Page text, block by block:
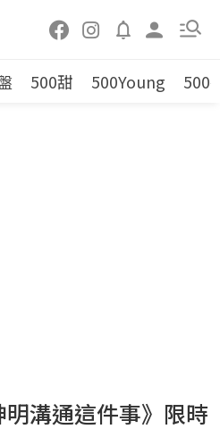
500甜 500Young 500
溝通這件事》限時